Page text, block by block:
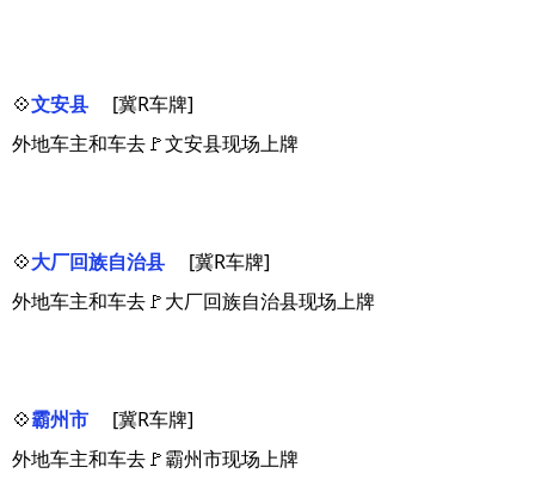
💠文安县
[冀R车牌]
外地车主和车去🚩文安县现场上牌
💠大厂回族自治县
[冀R车牌]
外地车主和车去🚩大厂回族自治县现场上牌
💠霸州市
[冀R车牌]
外地车主和车去🚩霸州市现场上牌